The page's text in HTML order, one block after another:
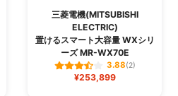
三菱電機(MITSUBISHI
ELECTRIC)
置けるスマート大容量 WXシリ
ーズ MR-WX70E
3.88(2)
¥253,899